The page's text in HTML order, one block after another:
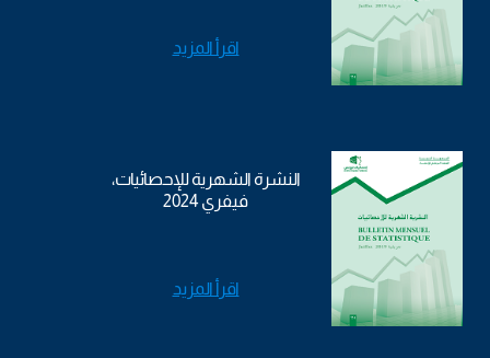
اقرأ المزيد
النشرة الشهرية للإحصائيات،
فيفري 2024
اقرأ المزيد